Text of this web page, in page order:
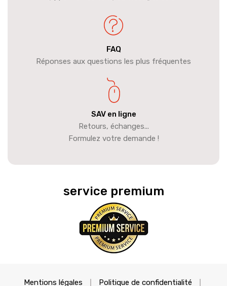
FAQ
Réponses aux questions les plus fréquentes
SAV en ligne
Retours, échanges...
Formulez votre demande !
service premium
Mentions légales Politique de confidentialité